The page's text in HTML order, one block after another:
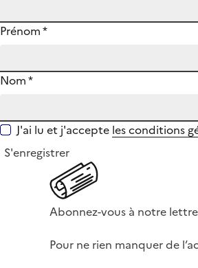
Prénom*
Nom*
J'ai lu et j'accepte les conditions
S'enregistrer
Abonnez-vous à notre
Pour ne rien manquer de